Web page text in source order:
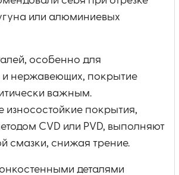
или алюминиевых
особенно для
и нержавеющих, покрытие
важным.
покрытия,
CVD или PVD, выполняют
смазки, снижая трение.
деталями